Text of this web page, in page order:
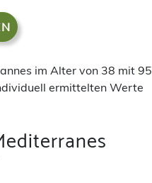
im Alter von 38 mit 95
ermittelten Werte